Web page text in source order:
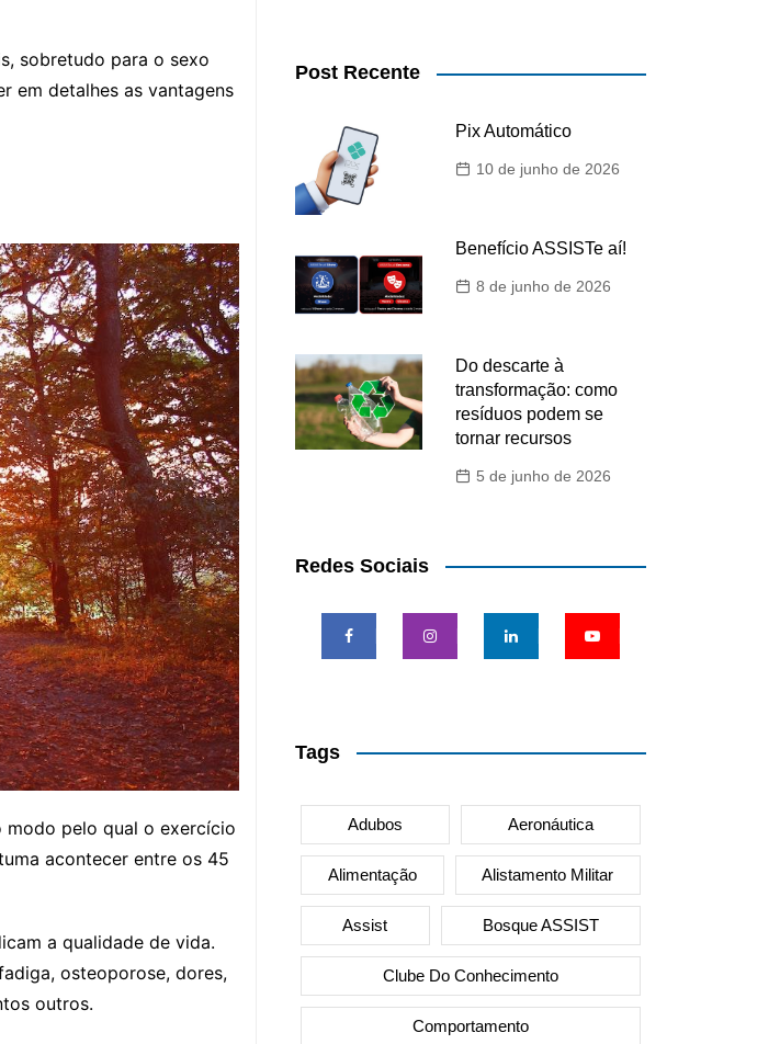
sobretudo para o sexo
em detalhes as vantagens
modo pelo qual o exercício
acontecer entre os 45
a qualidade de vida.
osteoporose, dores,
outros.
Post Recente
Pix Automático
10 de junho de 2026
Benefício ASSISTe aí!
8 de junho de 2026
Do descarte à
transformação: como
resíduos podem se
tornar recursos
5 de junho de 2026
Redes Sociais
Tags
Adubos Aeronáutica
Alimentação Alistamento Militar
Assist Bosque ASSIST
Clube Do Conhecimento
Comportamento